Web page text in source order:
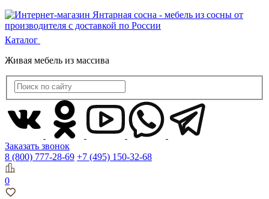
Каталог
Живая мебель из массива
Заказать звонок
8 (800) 777-28-69 +7 (495) 150-32-68
0